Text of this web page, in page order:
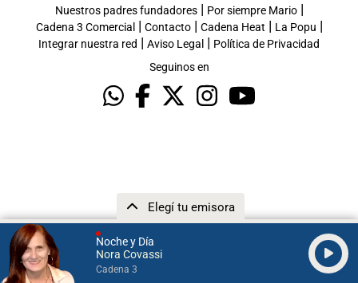
Noche y Día
Nora Covassi
Cadena 3
Elegí tu emisora
Nuestros padres fundadores| Por siempre Mario|
Cadena 3 Comercial | Contacto| Cadena Heat | La Popu |
Integrar nuestra red | Aviso Legal | Política de Privacidad
Seguinos en